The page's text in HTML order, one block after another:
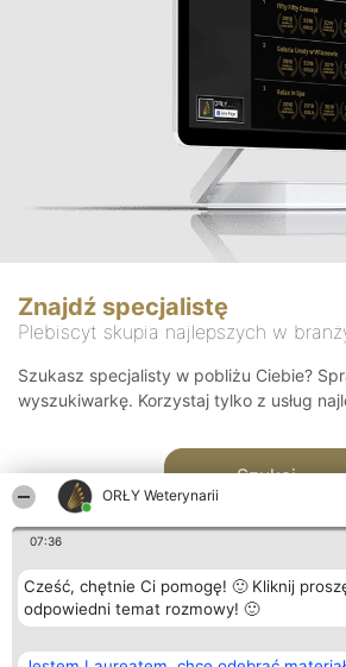
ORŁY Weterynarii
07:36
Cześć, chętnie Ci pomogę! 🙂 Kliknij
odpowiedni temat rozmowy! 🙂
Znajdź specjalistę
Plebiscyt skupia najlepszych w
Szukasz specjalisty w pobliżu Ciebie?
wyszukiwarkę. Korzystaj tylko z usług
Szukaj
Organizator plebiscytu Plebiscyt